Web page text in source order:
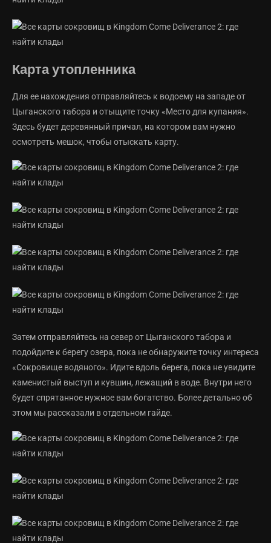
Карта утопленника
Для ее нахождения отправляйтесь к водоему на западе от
Цыганского табора и отыщите точку «Место для купания».
Здесь будет деревянный причал, на котором вам нужно
осмотреть мешок, чтобы отыскать карту.
Затем отправляйтесь на север от Цыганского табора и
подойдите к берегу озера, пока не обнаружите точку интереса
«Сокровище водяного». Идите вдоль берега, пока не увидите
каменистый выступ и кувшин, лежащий в воде. Внутри него
будет спрятанное нужное вам богатство. Более детально об
этом мы рассказали в отдельном гайде.